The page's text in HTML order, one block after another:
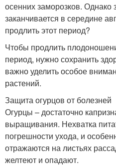
осенних заморозков. Однако
заканчивается в середине
продлить этот период?
Чтобы продлить
период, нужно сохранить
важно уделить особое
растений.
Защита огурцов от болезней
Огурцы – достаточно
выращивания. Нехватка
погрешности ухода, и
отражаются на листьях
желтеют и опадают.